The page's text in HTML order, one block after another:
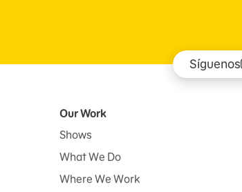
Síguenos
Our Work
Shows
What We Do
Where We Work